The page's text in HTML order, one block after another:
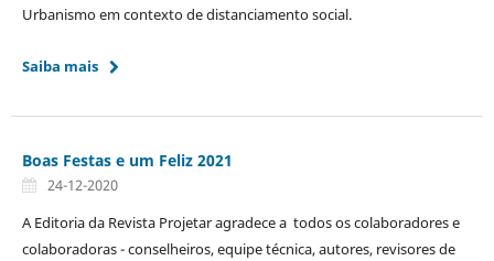
Urbanismo em contexto de distanciamento social.
Saiba mais
Boas Festas e um Feliz 2021
24-12-2020
A Editoria da Revista Projetar agradece a todos os colaboradores e
colaboradoras - conselheiros, equipe técnica, autores, revisores de